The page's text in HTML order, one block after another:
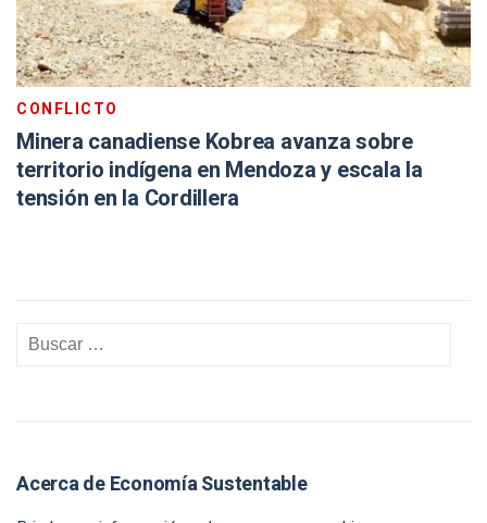
CONFLICTO
Minera canadiense Kobrea avanza sobre
territorio indígena en Mendoza y escala la
tensión en la Cordillera
Acerca de Economía Sustentable